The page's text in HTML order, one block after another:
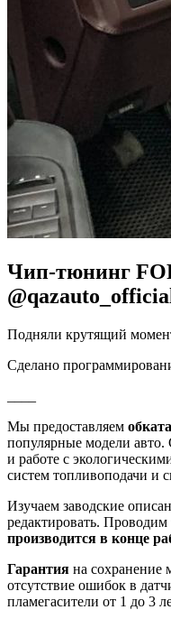
Чип-тюнинг
Подняли крутящий
Сделано
Мы предоставляем
популярные модели
и работе с
систем топливоподачи и
Изучаем заводские
редактировать. Проводим
производится в конце
Гарантия на сохранение
отсутствие ошибок в
пламегасители от 1 до 3